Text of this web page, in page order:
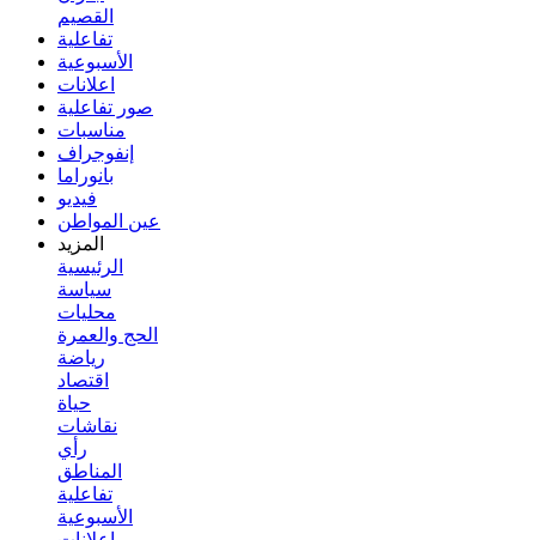
القصيم
تفاعلية
الأسبوعية
اعلانات
صور تفاعلية
مناسبات
إنفوجراف
بانوراما
فيديو
عين المواطن
المزيد
الرئيسية
سياسة
محليات
الحج والعمرة
رياضة
اقتصاد
حياة
نقاشات
رأي
المناطق
تفاعلية
الأسبوعية